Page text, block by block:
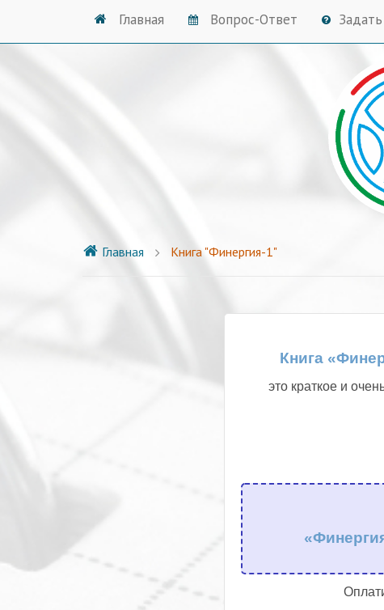
Главная Вопрос-Ответ
Главная Книга "Финергия-1"
Книга
это краткое и